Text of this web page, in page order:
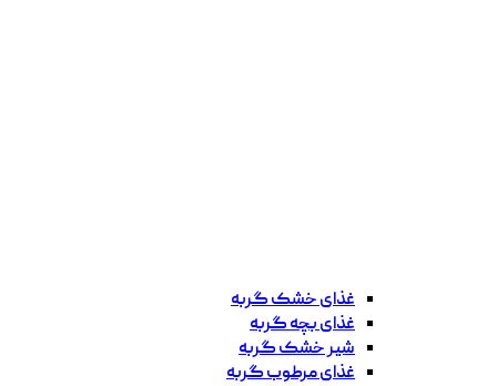
غذای خشک گربه
غذای بچه گربه
شیر خشک گربه
غذای مرطوب گربه